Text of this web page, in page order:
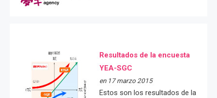
Resultados de la encuesta
YEA-SGC
en 17 marzo 2015
Estos son los resultados de la